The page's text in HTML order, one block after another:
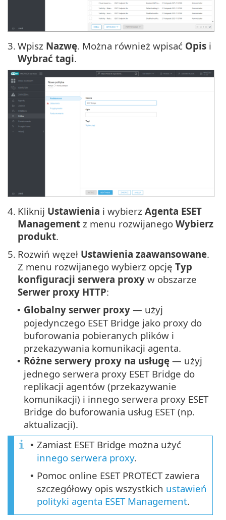
3. Wpisz Nazwę. Można również wpisać Opis i
Wybrać tagi.
4. Kliknij Ustawienia i wybierz Agenta ESET
Management z menu rozwijanego Wybierz
produkt.
5. Rozwiń węzeł Ustawienia zaawansowane.
Z menu rozwijanego wybierz opcję Typ
konfiguracji serwera proxy w obszarze
Serwer proxy HTTP:
• Globalny serwer proxy — użyj
pojedynczego ESET Bridge jako proxy do
buforowania pobieranych plików i
przekazywania komunikacji agenta.
• Różne serwery proxy na usługę — użyj
jednego serwera proxy ESET Bridge do
replikacji agentów (przekazywanie
komunikacji) i innego serwera proxy ESET
Bridge do buforowania usług ESET (np.
aktualizacji).
• Zamiast ESET Bridge można użyć
innego serwera proxy.
• Pomoc online ESET PROTECT zawiera
szczegółowy opis wszystkich ustawień
polityki agenta ESET Management.